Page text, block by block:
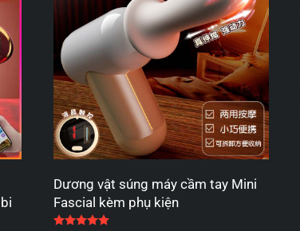
Dương vật súng máy cầm tay Mini
Fascial kèm phụ kiện